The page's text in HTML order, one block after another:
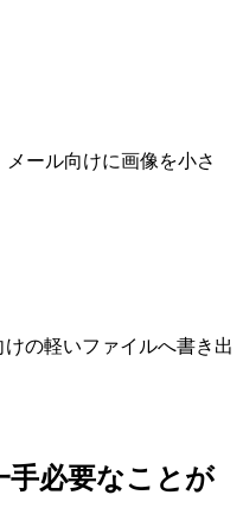
ール向けに画像を小さ
の軽いファイルへ書き出
手必要なことが